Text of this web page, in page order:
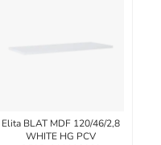
Elita BLAT MDF 120/46/2,8
WHITE HG PCV